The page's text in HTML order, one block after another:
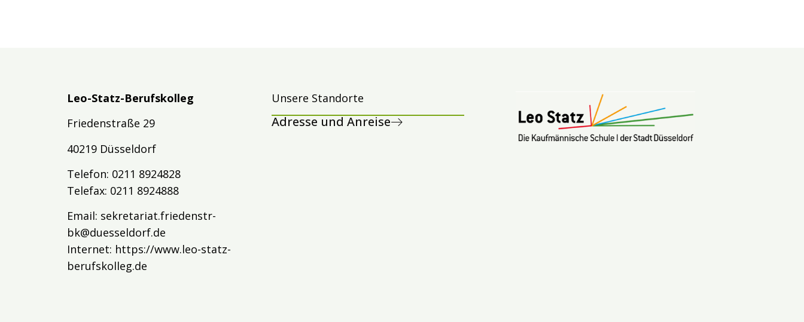
Leo-Statz-Berufskolleg
Friedenstraße 29
40219 Düsseldorf
Telefon: 0211 8924828
Telefax: 0211 8924888
Email: sekretariat.friedenstr-
bk@duesseldorf.de
Internet: https://www.leo-statz-
berufskolleg.de
Unsere Standorte
Adresse und Anreise